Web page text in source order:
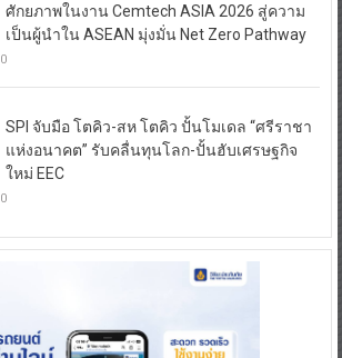
ศักยภาพในงาน Cemtech ASIA 2026 สู่ความ
เป็นผู้นำใน ASEAN มุ่งมั่น Net Zero Pathway
0
SPI จับมือ โตคิว-สห โตคิว ปั้นโมเดล “ศรีราชา
แห่งอนาคต” รับคลื่นทุนโลก-ปั้นฮับเศรษฐกิจ
ใหม่ EEC
0